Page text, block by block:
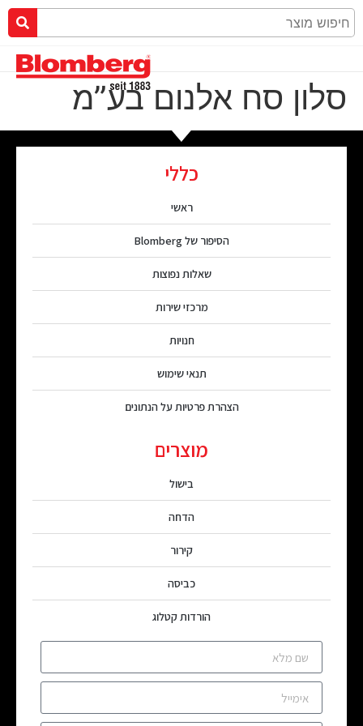
סלון סח אלנום בע”מ
כללי
ראשי
הסיפור של Blomberg
שאלות נפוצות
מרכזי שירות
חנויות
תנאי שימוש
הצהרת פרטיות על הנתונים
מוצרים
בישול
הדחה
קירור
כביסה
הורדות קטלוג